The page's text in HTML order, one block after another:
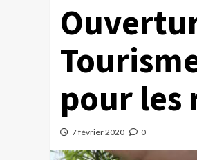
pour les
7 février 2020 0